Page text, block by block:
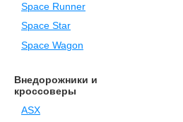
Space Runner
Space Star
Space Wagon
Внедорожники и
кроссоверы
ASX